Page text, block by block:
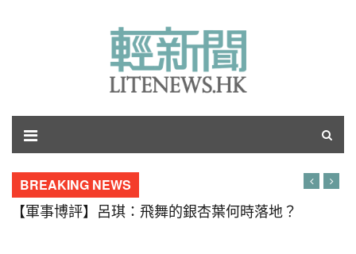
BREAKING NEWS
【軍事博評】呂琪：飛舞的銀杏葉何時落地？